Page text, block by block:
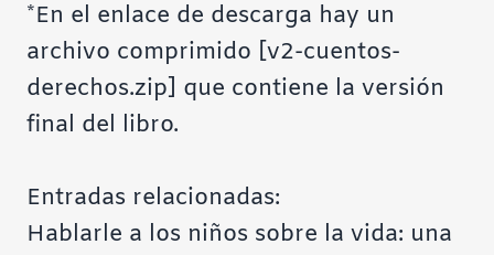
*En el enlace de descarga hay un
archivo comprimido [v2-cuentos-
derechos.zip] que contiene la versión
final del libro.
Entradas relacionadas:
Hablarle a los niños sobre la vida: una